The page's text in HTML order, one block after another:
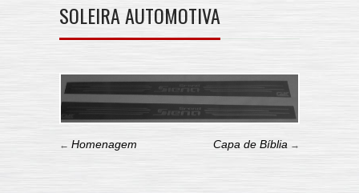
SOLEIRA AUTOMOTIVA
← Homenagem Capa de Bíblia →